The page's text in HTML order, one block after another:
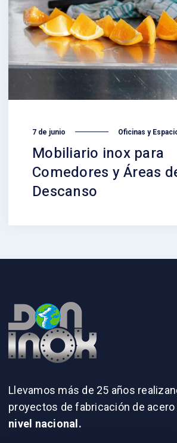
7 de junio Oficinas y
Mobiliario inox para
Comedores y Áreas
Descanso
Llevamos más de 25 años
proyectos de fabricación de acero
nivel nacional.